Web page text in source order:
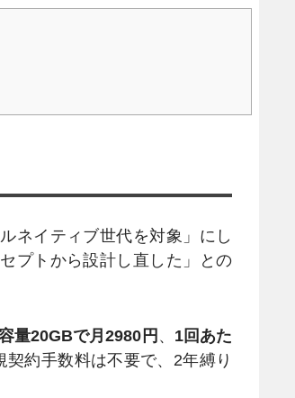
ネイティブ世代を対象」にし
プトから設計し直した」との
量20GBで月2980円 、 1回あた
約手数料は不要で、2年縛り